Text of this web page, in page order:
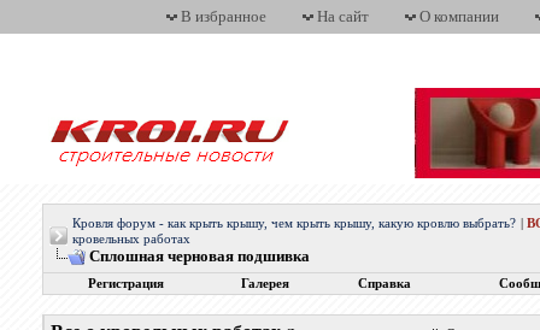
В избранное На сайт О компании
Кровля форум - как крыть крышу, чем крыть крышу, какую кровлю выбрать?
кровельных работах
Сплошная черновая подшивка
Регистрация Галерея Справка